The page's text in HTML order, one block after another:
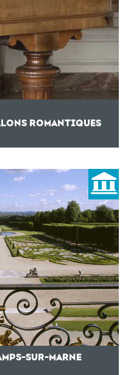
ROMANTIQUES
SUR-MARNE